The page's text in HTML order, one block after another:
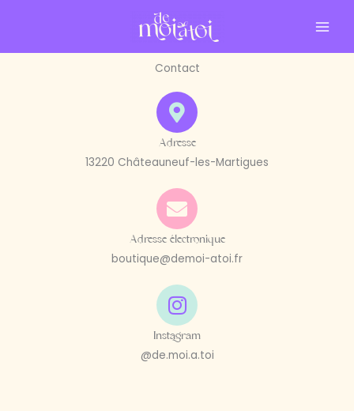
-10 % sur ta commande en t'inscrivant à la newsletter 💝
je veux mon cadeau
Contact
Adresse
13220 Châteauneuf-les-Martigues
Adresse électronique
boutique@demoi-atoi.fr
Instagram
@de.moi.a.toi